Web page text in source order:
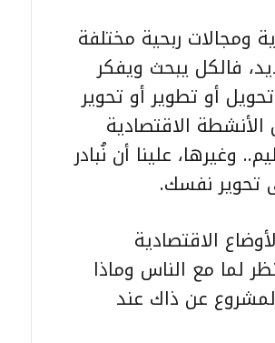
ومجالات ربحية مختلفة
فالكل يبحث ويفكر
أو تطوير أو تحوير
الاقتصادية
وغيرها، علينا أن نُبادر
تحوير نفسك.
الاقتصادية
لما مع الناس وماذا
عن ذاك عند